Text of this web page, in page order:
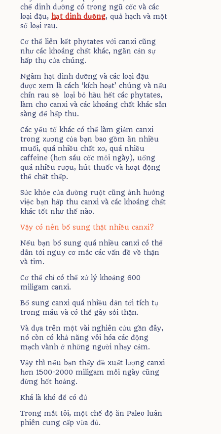
chế dinh dưỡng có trong ngũ cốc và các
loại đậu, hạt dinh dưỡng, quả hạch và một
số loại rau.
Cơ thể liên kết phytates với canxi cũng
như các khoáng chất khác, ngăn cản sự
hấp thụ của chúng.
Ngâm hạt dinh dưỡng và các loại đậu
được xem là cách ‘kích hoạt’ chúng và nấu
chín rau sẽ loại bỏ hầu hết các phytates,
làm cho canxi và các khoáng chất khác sẵn
sàng để hấp thu.
Các yếu tố khác có thể làm giảm canxi
trong xương của bạn bao gồm ăn nhiều
muối, quá nhiều chất xơ, quá nhiều
caffeine (hơn sáu cốc mỗi ngày), uống
quá nhiều rượu, hút thuốc và hoạt động
thể chất thấp.
Sức khỏe của đường ruột cũng ảnh hưởng
việc bạn hấp thu canxi và các khoáng chất
khác tốt như thế nào.
Vậy có nên bổ sung thật nhiều canxi?
Nếu bạn bổ sung quá nhiều canxi có thể
dẫn tới nguy cơ mắc các vấn đề về thận
và tim.
Cơ thể chỉ có thể xử lý khoảng 600
miligam canxi.
Bổ sung canxi quá nhiều dẫn tới tích tụ
trong máu và có thể gây sỏi thận.
Và dựa trên một vài nghiên cứu gần đây,
nó còn có khả năng vôi hóa các động
mạch vành ở những người nhạy cảm.
Vậy thì nếu bạn thấy đề xuất lượng canxi
hơn 1500-2000 miligam mỗi ngày cũng
đừng hốt hoảng.
Khá là khó để có đủ
Trong mắt tôi, một chế độ ăn Paleo luân
phiên cung cấp vừa đủ.